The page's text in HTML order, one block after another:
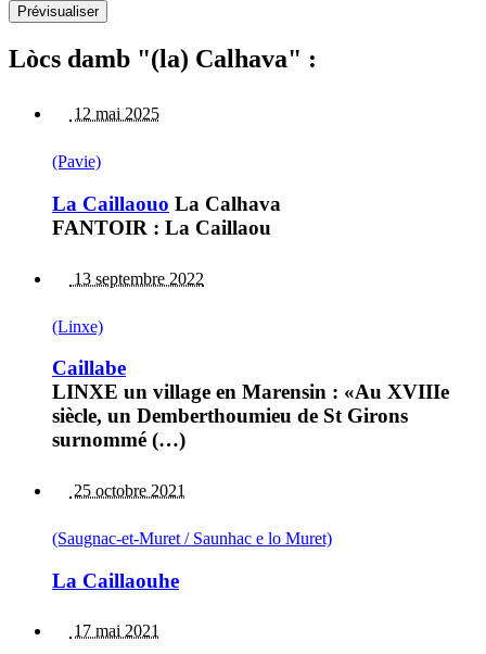
Lòcs damb "(la) Calhava" :
12 mai 2025
(Pavie)
La Caillaouo La Calhava
FANTOIR : La Caillaou
13 septembre 2022
(Linxe)
Caillabe
LINXE un village en Marensin : «Au XVIIIe
siècle, un Demberthoumieu de St Girons
surnommé (…)
25 octobre 2021
(Saugnac-et-Muret / Saunhac e lo Muret)
La Caillaouhe
17 mai 2021